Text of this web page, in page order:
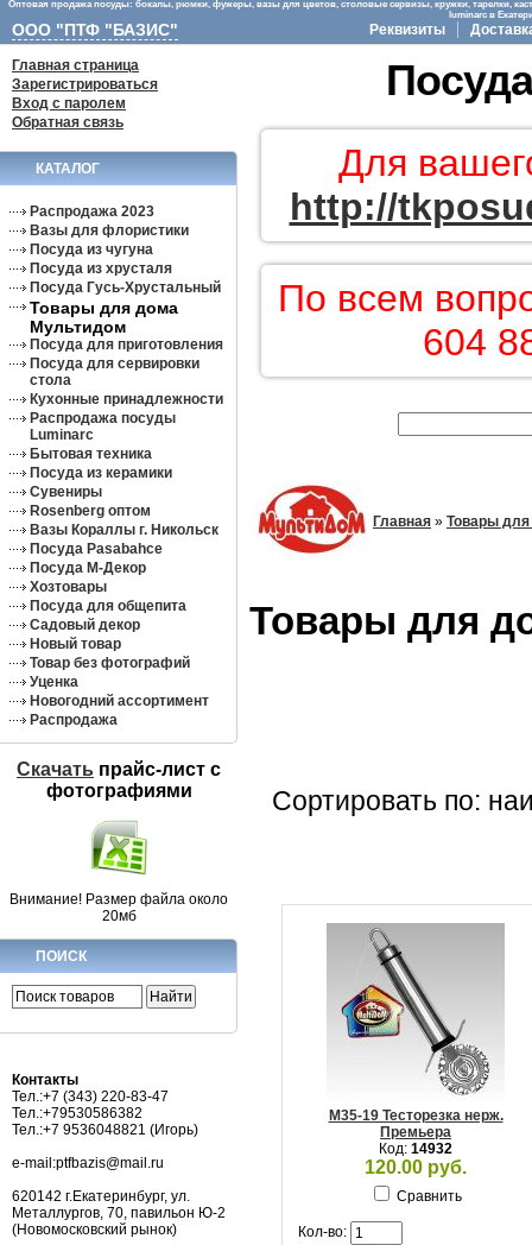
Оптовая продажа посуды: бокалы, рюмки, фужеры, вазы для цветов, столовые сервизы, кружки, тарелки,
luminarc в
ООО "ПТФ "БАЗИС" Реквизиты
Главная страница
Зарегистрироваться
Вход с паролем
Обратная связь
КАТАЛОГ
Распродажа 2023
Вазы для флористики
Посуда из чугуна
Посуда из хрусталя
Посуда Гусь-Хрустальный
Товары для дома
Мультидом
Посуда для приготовления
Посуда для сервировки
стола
Кухонные принадлежности
Распродажа посуды
Luminarc
Бытовая техника
Посуда из керамики
Сувениры
Rosenberg оптом
Вазы Кораллы г. Никольск
Посуда Pasabahce
Посуда М-Декор
Хозтовары
Посуда для общепита
Садовый декор
Новый товар
Товар без фотографий
Уценка
Новогодний ассортимент
Распродажа
Скачать прайс-лист c
фотографиями
Внимание! Размер файла около
20мб
ПОИСК
Контакты
Тел.:+7 (343) 220-83-47
Тел.:+79530586382
Тел.:+7 9536048821 (Игорь)
e-mail:ptfbazis@mail.ru
620142 г.Екатеринбург, ул.
Металлургов, 70, павильон Ю-2
(Новомосковский рынок)
Для
http://
По всем
604
Главная » Товары
Товары для
Сортировать по:
M35-19 Тесторезка нерж.
Премьера
Код: 14932
120.00 руб.
Сравнить
Кол-во: